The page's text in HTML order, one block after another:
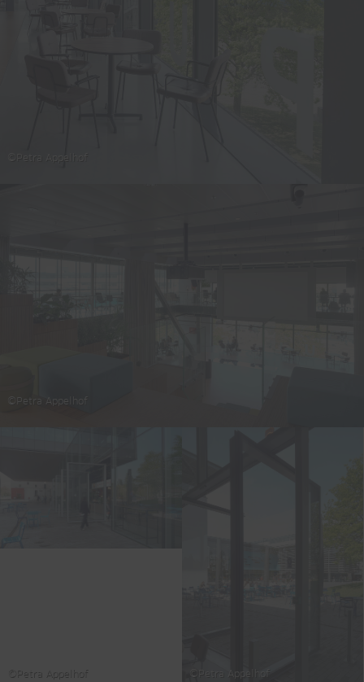
©Petra Appelhof
©Petra Appelhof
©Petra Appelhof ©Petra Appelhof